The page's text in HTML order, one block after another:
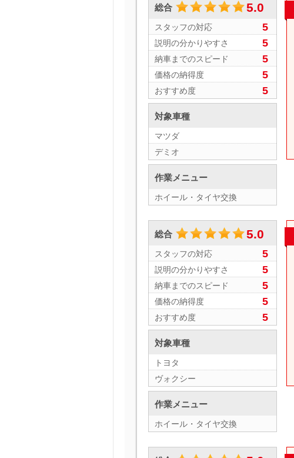
総合 5.0
スタッフの対応 5
説明の分かりやすさ 5
納車までのスピード 5
価格の納得度 5
おすすめ度 5
対象車種
マツダ
デミオ
作業メニュー
ホイール・タイヤ交換
総合 5.0
スタッフの対応 5
説明の分かりやすさ 5
納車までのスピード 5
価格の納得度 5
おすすめ度 5
対象車種
トヨタ
ヴォクシー
作業メニュー
ホイール・タイヤ交換